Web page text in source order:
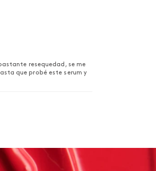
resequedad, se me
que probé este serum y